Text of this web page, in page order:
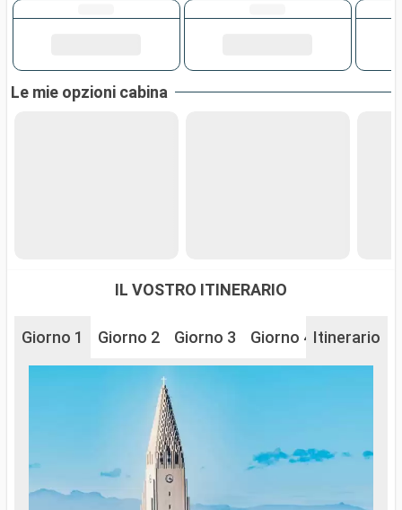
Le mie opzioni cabina
IL VOSTRO ITINERARIO
Giorno 1 Giorno 2 Giorno 3 Giorno 4 Giorno 5
Itinerario